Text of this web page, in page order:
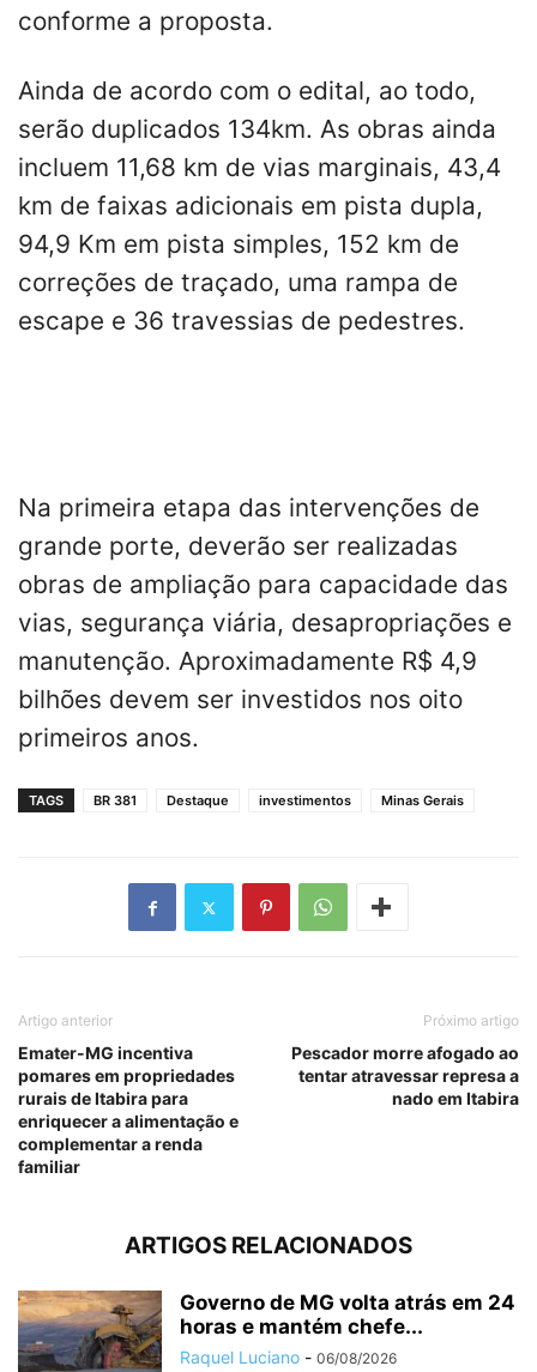
conforme a proposta.
Ainda de acordo com o edital, ao todo,
serão duplicados 134km. As obras ainda
incluem 11,68 km de vias marginais, 43,4
km de faixas adicionais em pista dupla,
94,9 Km em pista simples, 152 km de
correções de traçado, uma rampa de
escape e 36 travessias de pedestres.
Na primeira etapa das intervenções de
grande porte, deverão ser realizadas
obras de ampliação para capacidade das
vias, segurança viária, desapropriações e
manutenção. Aproximadamente R$ 4,9
bilhões devem ser investidos nos oito
primeiros anos.
TAGS BR 381 Destaque investimentos Minas Gerais
Artigo anterior
Emater-MG incentiva
pomares em propriedades
rurais de Itabira para
enriquecer a alimentação e
complementar a renda
familiar
Próximo artigo
Pescador morre afogado ao
tentar atravessar represa a
nado em Itabira
ARTIGOS RELACIONADOS
Governo de MG volta atrás em 24
horas e mantém chefe...
Raquel Luciano - 06/08/2026